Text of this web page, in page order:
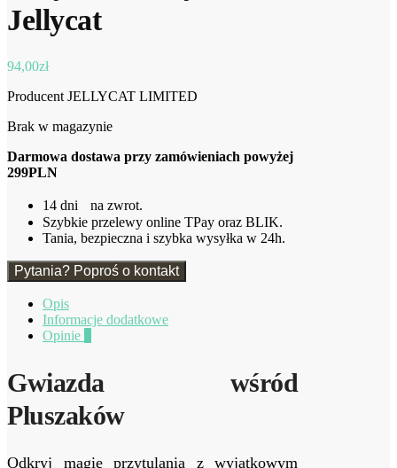
Jellycat
94,00zł
Producent JELLYCAT LIMITED
Brak w magazynie
Darmowa dostawa przy zamówieniach powyżej
299PLN
14 dni na zwrot.
Szybkie przelewy online TPay oraz BLIK.
Tania, bezpieczna i szybka wysyłka w 24h.
Pytania? Poproś o kontakt
Opis
Informacje dodatkowe
Opinie
Gwiazda wśród
Pluszaków
Odkryj magię przytulania z wyjątkowym